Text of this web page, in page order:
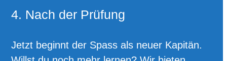
4. Nach der Prüfung
Jetzt beginnt der Spass als neuer Kapitän.